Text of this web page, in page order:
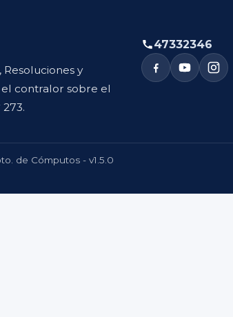
y
contralor sobre el
47332346
de Cómputos - v1.5.0